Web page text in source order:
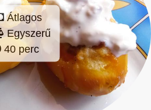
Átlagos
Egyszerű
40 perc